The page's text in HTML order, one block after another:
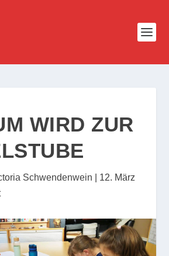
WIRD ZUR
Schwendenwein
12. März